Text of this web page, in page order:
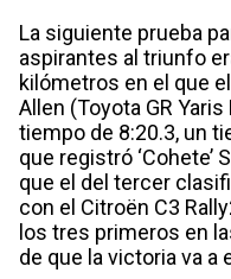
La siguiente prueba
aspirantes al triunfo
kilómetros en el que
Allen (Toyota GR
tiempo de 8:20.3, un
que registró ‘Cohete’
que el del tercer
con el Citroën C3
los tres primeros en
de que la victoria va a